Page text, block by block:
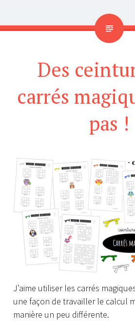
Des
carrés
pas !
J’aime utiliser les carrés
une façon de travailler le calcul
manière un peu différente.